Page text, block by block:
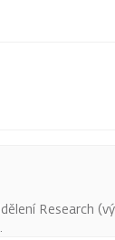
Research